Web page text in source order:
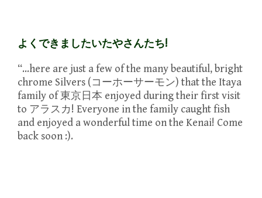
よくできましたいたやさんたち!
“…here are just a few of the many beautiful, bright
chrome Silvers (コーホーサーモン) that the Itaya
family of 東京日本 enjoyed during their first visit
to アラスカ! Everyone in the family caught fish
and enjoyed a wonderful time on the Kenai! Come
back soon :).